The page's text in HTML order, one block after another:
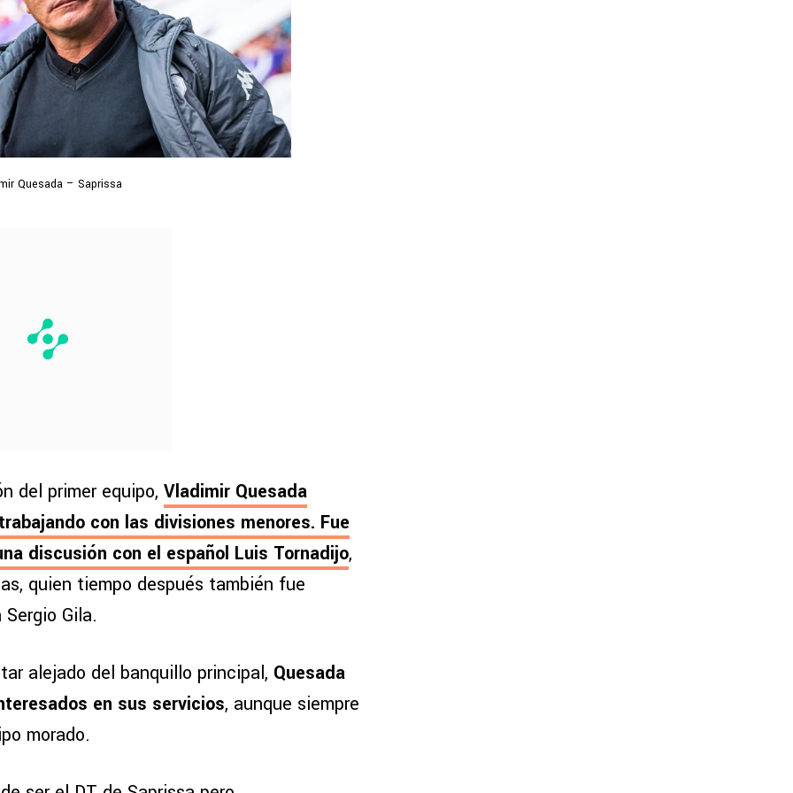
Quesada – Saprissa
del primer equipo, Vladimir Quesada
con las divisiones menores. Fue
discusión con el español Luis Tornadijo,
quien tiempo después también fue
Gila.
alejado del banquillo principal, Quesada
en sus servicios, aunque siempre
morado.